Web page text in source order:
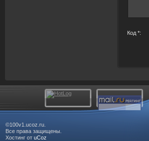
Код *:
©100v1.ucoz.ru.
Все права защищены.
Хостинг от uCoz